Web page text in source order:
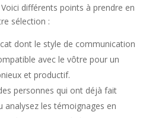
différents points à prendre en
sélection :
dont le style de communication
avec le vôtre pour un
et productif.
personnes qui ont déjà fait
analysez les témoignages en